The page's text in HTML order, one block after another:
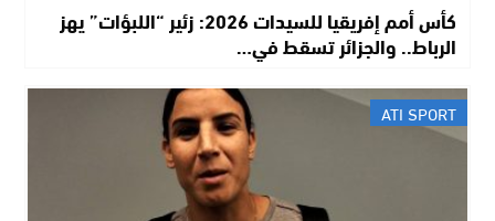
كأس أمم إفريقيا للسيدات 2026: زئير “اللبؤات” يهز
الرباط.. والجزائر تسقط في…
ATI SPORT